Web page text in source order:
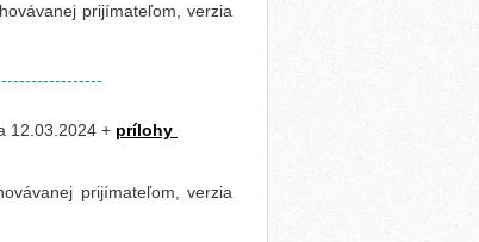
prijímateľom, verzia
12.03.2024 + prílohy
prijímateľom, verzia